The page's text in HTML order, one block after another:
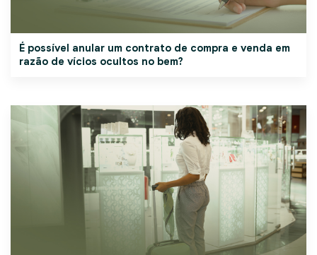
É possível anular um contrato de compra e venda em
razão de vícios ocultos no bem?